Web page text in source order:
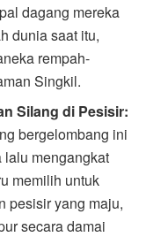
dagang mereka
dunia saat itu,
rempah-
Singkil.
Silang di Pesisir:
bergelombang ini
lalu mengangkat
memilih untuk
pesisir yang maju,
secara damai